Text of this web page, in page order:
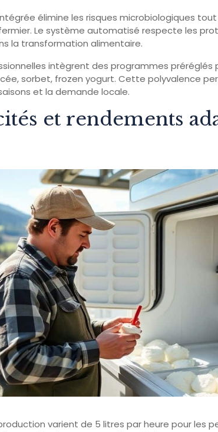
élimine les risques microbiologiques
Le système automatisé respecte les
la transformation alimentaire.
intègrent des programmes
sorbet, frozen yogurt. Cette polyvalence
et la demande locale.
et rendements
varient de 5 litres par heure pour les